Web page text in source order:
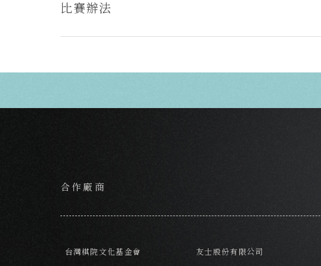
比賽辦法
合作廠商
台灣棋院文化基金會 友士股份有限公司